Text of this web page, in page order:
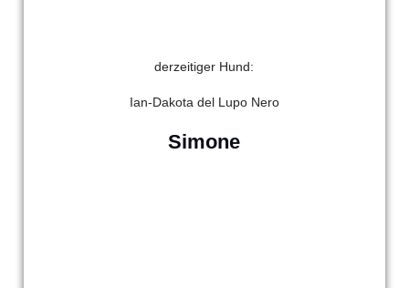
derzeitiger Hund:
Ian-Dakota del Lupo Nero
Simone